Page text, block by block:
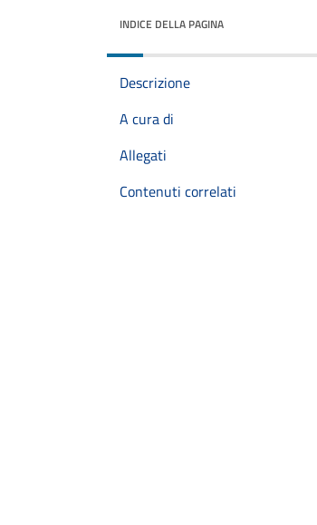
INDICE DELLA PAGINA
Descrizione
A cura di
Allegati
Contenuti correlati